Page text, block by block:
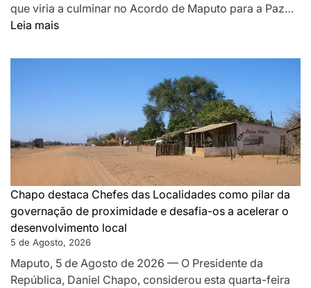
que viria a culminar no Acordo de Maputo para a Paz…
Leia mais:
MONTANHA
DA
PAZ
SILENCIOU
AS
ARMAS
EM
MOÇAMBIQUE
Chapo destaca Chefes das Localidades como pilar da
governação de proximidade e desafia-os a acelerar o
desenvolvimento local
5 de Agosto, 2026
Maputo, 5 de Agosto de 2026 — O Presidente da
República, Daniel Chapo, considerou esta quarta-feira